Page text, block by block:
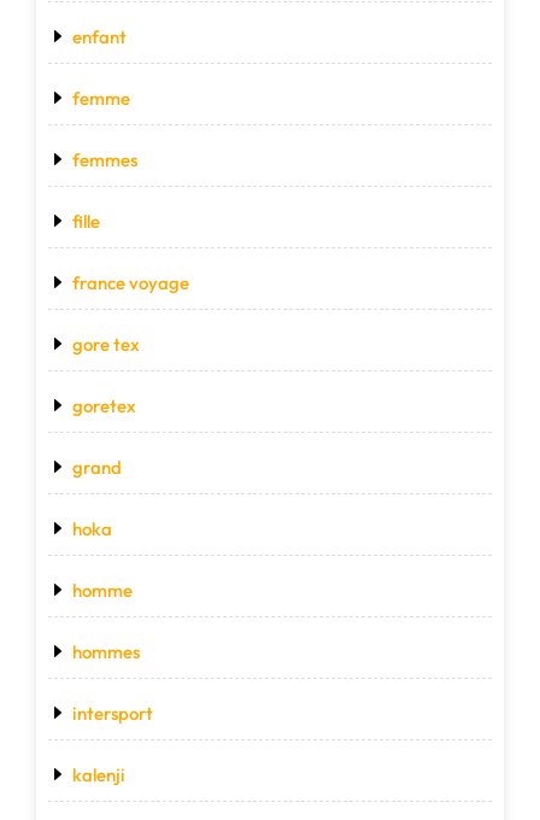
enfant
femme
femmes
fille
france voyage
gore tex
goretex
grand
hoka
homme
hommes
intersport
kalenji